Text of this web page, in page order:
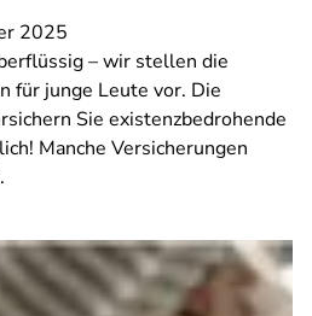
2025
– wir stellen die
für junge Leute vor. Die
Sie existenzbedrohende
Manche Versicherungen